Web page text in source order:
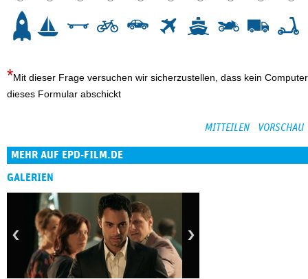
Mit dieser Frage versuchen wir sicherzustellen, dass kein Computer
dieses Formular abschickt
MEHR AUF EPD-FILM.DE
GALERIEN